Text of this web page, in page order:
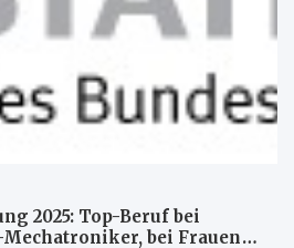
2025: Top-Beruf bei
bei Frauen